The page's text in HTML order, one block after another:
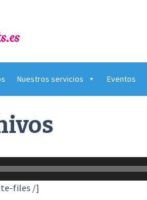
Nuestros servicios Eventos
files /]